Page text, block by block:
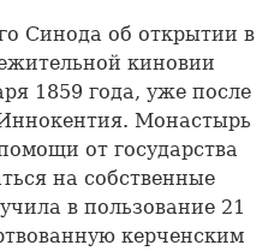
Синода об открытии в
киновии
1859 года, уже после
Монастырь
от государства
на собственные
в пользование 21
керченским